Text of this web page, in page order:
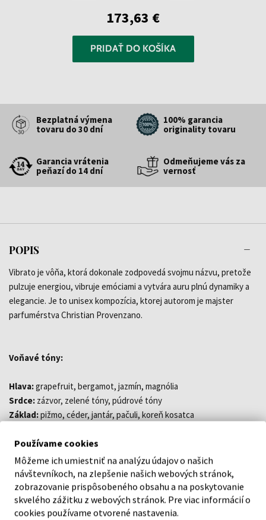
173,63 €
PRIDAŤ DO KOŠÍKA
Bezplatná výmena
tovaru do 30 dní
100% garancia
originality tovaru
Garancia vrátenia
peňazí do 14 dní
Odmeňujeme vás za
vernosť
POPIS
Vibrato je vôňa, ktorá dokonale zodpovedá svojmu názvu, pretože
pulzuje energiou, vibruje emóciami a vytvára auru plnú dynamiky a
elegancie. Je to unisex kompozícia, ktorej autorom je majster
parfumérstva Christian Provenzano.
Voňavé tóny:
Hlava:grapefruit, bergamot, jazmín, magnólia
Srdce: zázvor, zelené tóny, púdrové tóny
Základ:pižmo, céder, jantár, pačuli, koreň kosatca
DETAILY
O ZNAČKE
Používame cookies
Môžeme ich umiestniť na analýzu údajov o našich
návštevníkoch, na zlepšenie našich webových stránok,
zobrazovanie prispôsobeného obsahu a na poskytovanie
skvelého zážitku z webových stránok. Pre viac informácií o
cookies používame otvorené nastavenia.